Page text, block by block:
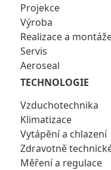
Projekce
Výroba
Realizace a
Servis
Aeroseal
TECHNOLOGIE
Vzduchotechnika
Klimatizace
Vytápění a chlazení
Zdravotně
Měření a regulace